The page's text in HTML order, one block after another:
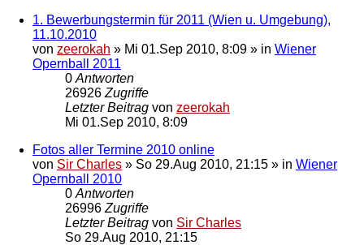
1. Bewerbungstermin für 2011 (Wien u. Umgebung),
11.10.2010
von zeerokah » Mi 01.Sep 2010, 8:09 » in Wiener
Opernball 2011
0 Antworten
26926 Zugriffe
Letzter Beitrag von zeerokah
Mi 01.Sep 2010, 8:09
Fotos aller Termine 2010 online
von Sir Charles » So 29.Aug 2010, 21:15 » in Wiener
Opernball 2010
0 Antworten
26996 Zugriffe
Letzter Beitrag von Sir Charles
So 29.Aug 2010, 21:15